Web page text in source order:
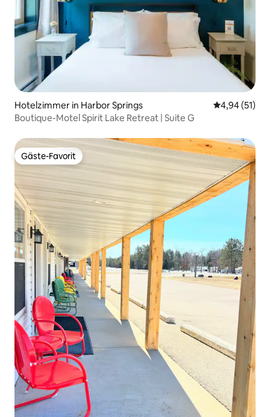
Hotelzimmer in Harbor Springs
4,94 (51)
Boutique-Motel Spirit Lake Retreat | Suite G
Gäste-Favorit
Gäste-Favorit